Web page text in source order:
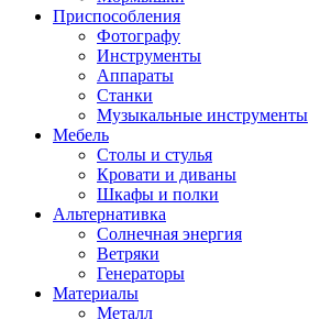
Приспособления
Фотографу
Инструменты
Аппараты
Станки
Музыкальные инструменты
Мебель
Столы и стулья
Кровати и диваны
Шкафы и полки
Альтернативка
Солнечная энергия
Ветряки
Генераторы
Материалы
Металл